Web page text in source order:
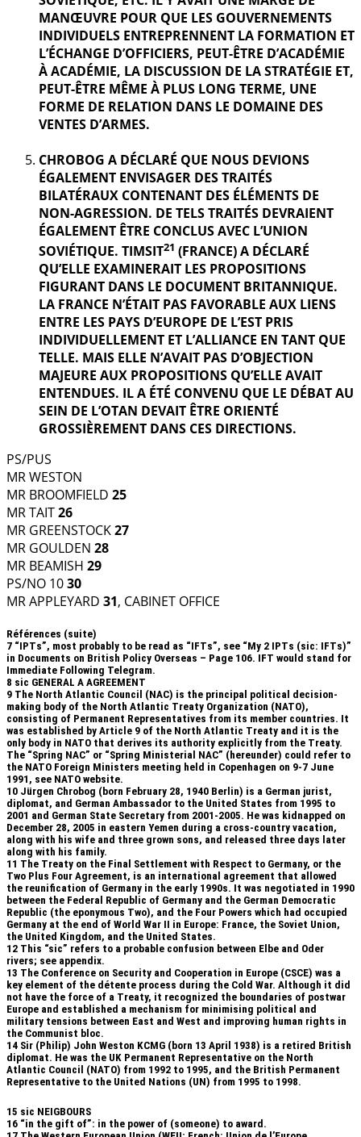
MANŒUVRE POUR QUE LES GOUVERNEMENTS
INDIVIDUELS ENTREPRENNENT LA FORMATION ET
L’ÉCHANGE D’OFFICIERS, PEUT-ÊTRE D’ACADÉMIE
À ACADÉMIE, LA DISCUSSION DE LA STRATÉGIE ET,
PEUT-ÊTRE MÊME À PLUS LONG TERME, UNE
FORME DE RELATION DANS LE DOMAINE DES
VENTES D’ARMES.
CHROBOG A DÉCLARÉ QUE NOUS DEVIONS
ÉGALEMENT ENVISAGER DES TRAITÉS
BILATÉRAUX CONTENANT DES ÉLÉMENTS DE
NON-AGRESSION. DE TELS TRAITÉS DEVRAIENT
ÉGALEMENT ÊTRE CONCLUS AVEC L’UNION
SOVIÉTIQUE. TIMSIT21 (FRANCE) A DÉCLARÉ
QU’ELLE EXAMINERAIT LES PROPOSITIONS
FIGURANT DANS LE DOCUMENT BRITANNIQUE.
LA FRANCE N’ÉTAIT PAS FAVORABLE AUX LIENS
ENTRE LES PAYS D’EUROPE DE L’EST PRIS
INDIVIDUELLEMENT ET L’ALLIANCE EN TANT QUE
TELLE. MAIS ELLE N’AVAIT PAS D’OBJECTION
MAJEURE AUX PROPOSITIONS QU’ELLE AVAIT
ENTENDUES. IL A ÉTÉ CONVENU QUE LE DÉBAT AU
SEIN DE L’OTAN DEVAIT ÊTRE ORIENTÉ
GROSSIÈREMENT DANS CES DIRECTIONS.
PS/PUS
MR WESTON
MR BROOMFIELD 25
MR TAIT26
MR GREENSTOCK27
MR GOULDEN 28
MR BEAMISH 29
PS/NO 1030
MR APPLEYARD 31, CABINET OFFICE
Références (suite)
7 “IPTs”, most probably to be read as “IFTs”, see “My 2 IPTs (sic: IFTs)”
in Documents on British Policy Overseas – Page 106. IFT would stand for
Immediate Following Telegram.
8 sic GENERAL A AGREEMENT
9 The North Atlantic Council (NAC) is the principal political decision-
making body of the North Atlantic Treaty Organization (NATO),
consisting of Permanent Representatives from its member countries. It
was established by Article 9 of the North Atlantic Treaty and it is the
only body in NATO that derives its authority explicitly from the Treaty.
The “Spring NAC” or “Spring Ministerial NAC” (hereunder) could refer to
the NATO Foreign Ministers meeting held in Copenhagen on 9-7 June
1991, see NATO website.
10 Jürgen Chrobog (born February 28, 1940 Berlin) is a German jurist,
diplomat, and German Ambassador to the United States from 1995 to
2001 and German State Secretary from 2001-2005. He was kidnapped on
December 28, 2005 in eastern Yemen during a cross-country vacation,
along with his wife and three grown sons, and released three days later
along with his family.
11 The Treaty on the Final Settlement with Respect to Germany, or the
Two Plus Four Agreement, is an international agreement that allowed
the reunification of Germany in the early 1990s. It was negotiated in 1990
between the Federal Republic of Germany and the German Democratic
Republic (the eponymous Two), and the Four Powers which had occupied
Germany at the end of World War II in Europe: France, the Soviet Union,
the United Kingdom, and the United States.
12 This “sic” refers to a probable confusion between Elbe and Oder
rivers; see appendix.
13 The Conference on Security and Cooperation in Europe (CSCE) was a
key element of the détente process during the Cold War. Although it did
not have the force of a Treaty, it recognized the boundaries of postwar
Europe and established a mechanism for minimising political and
military tensions between East and West and improving human rights in
the Communist bloc.
14 Sir (Philip) John Weston KCMG (born 13 April 1938) is a retired British
diplomat. He was the UK Permanent Representative on the North
Atlantic Council (NATO) from 1992 to 1995, and the British Permanent
Representative to the United Nations (UN) from 1995 to 1998.
15 sic NEIGBOURS
16 “in the gift of”: in the power of (someone) to award.